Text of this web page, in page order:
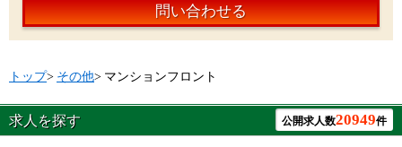
問い合わせる
トップ> その他> マンションフロント
求人を探す 公開求人数20949件